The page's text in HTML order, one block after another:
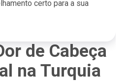
certo para a sua
de Cabeça
na Turquia